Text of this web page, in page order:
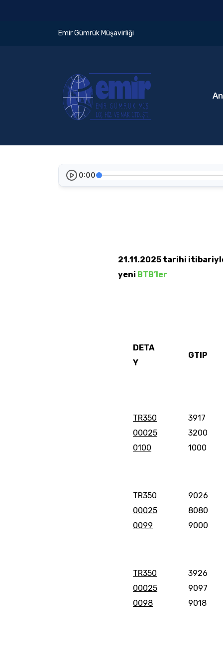
Emir Gümrük Müşavirliği
0:00
21.11.2025 tarihi
yeni BTB’ler
DETA
Y
GTIP
TR350
00025
0100
3917
3200
1000
TR350
00025
0099
9026
8080
9000
TR350
00025
0098
3926
9097
9018